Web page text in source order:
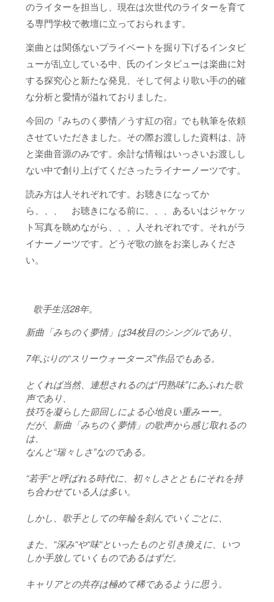
のライターを担当し、現在は次世代のライターを育て
る専門学校で教壇に立っておられます。
楽曲とは関係ないプライベートを掘り下げるインタビ
ューが乱立している中、氏のインタビューは楽曲に対
する探究心と新たな発見、そして何より歌い手の的確
な分析と愛情が溢れておりました。
今回の『みちのく夢情／うす紅の宿』でも執筆を依頼
させていただきました。その際お渡しした資料は、詩
と楽曲音源のみです。余計な情報はいっさいお渡しし
ない中で創り上げてくださったライナーノーツです。
読み方は人それぞれです。お聴きになってか
ら、、、 お聴きになる前に、、、あるいはジャケッ
ト写真を眺めながら、、、人それぞれです。それがラ
イナーノーツです。どうぞ歌の旅をお楽しみくださ
い。
歌手生活28年。
新曲「みちのく夢情」は34枚目のシングルであり、
7年ぶりの“スリーウォーターズ”作品でもある。
とくれば当然、連想されるのは“円熟味”にあふれた歌
声であり、
技巧を凝らした節回しによる心地良い重みーー。
だが、新曲「みちのく夢情」の歌声から感じ取れるの
は、
なんと“瑞々しさ”なのである。
“若手“と呼ばれる時代に、初々しさとともにそれを持
ち合わせている人は多い。
しかし、歌手としての年輪を刻んでいくごとに、
また、“深み“や“味“といったものと引き換えに、いつ
しか手放していくものであるはずだ。
キャリアとの共存は極めて稀であるように思う。